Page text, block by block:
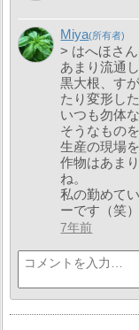
Miya
> はへほさん
あまり流通
黒大根、す
たり変形し
いつも勿体
そうなもの
生産の現場
作物はあま
ね。
私の勤めて
ーです（笑）
7年前